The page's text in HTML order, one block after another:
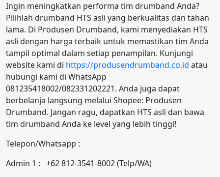
Ingin meningkatkan performa tim drumband Anda?
Pilihlah drumband HTS asli yang berkualitas dan tahan
lama. Di Produsen Drumband, kami menyediakan HTS
asli dengan harga terbaik untuk memastikan tim Anda
tampil optimal dalam setiap penampilan. Kunjungi
website kami di https://produsendrumband.co.id atau
hubungi kami di WhatsApp
081235418002/082331202221. Anda juga dapat
berbelanja langsung melalui Shopee: Produsen
Drumband. Jangan ragu, dapatkan HTS asli dan bawa
tim drumband Anda ke level yang lebih tinggi!
Telepon/Whatsapp :
Admin 1 : +62 812-3541-8002 (Telp/WA)